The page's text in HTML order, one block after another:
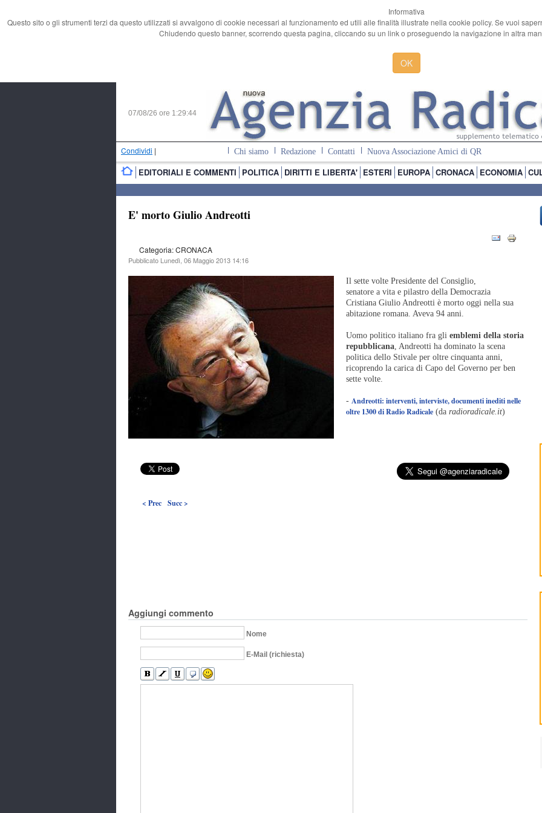
Informativa
Questo sito o gli strumenti terzi da questo utilizzati si avvalgono di cookie necessari al funzionamento ed utili alle finalità illustrate nella cookie policy. Se vuoi
Chiudendo questo banner, scorrendo questa pagina, cliccando su un link o proseguendo la navigazione in altra
OK
07/08/26 ore 1:29:45
Condividi | Chi siamo Redazione Contatti Nuova Associazione Amici di QR
EDITORIALI E COMMENTI POLITICA DIRITTI E LIBERTA' ESTERI EUROPA CRONACA ECONOMIA
E' morto Giulio Andreotti
Categoria: CRONACA
Pubblicato Lunedì, 06 Maggio 2013 14:16
Il sette volte Presidente del Consiglio,
senatore a vita e pilastro della Democrazia
Cristiana Giulio Andreotti è morto oggi nella sua
abitazione romana. Aveva 94 anni.
Uomo politico italiano fra gli emblemi della storia
repubblicana, Andreotti ha dominato la scena
politica dello Stivale per oltre cinquanta anni,
ricoprendo la carica di Capo del Governo per ben
sette volte.
- Andreotti: interventi, interviste, documenti inediti nelle
oltre 1300 di Radio Radicale (da radioradicale.it)
< Prec Succ >
Aggiungi commento
Nome
E-Mail (richiesta)